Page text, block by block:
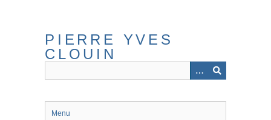
content
PIERRE YVES
CLOUIN
Menu